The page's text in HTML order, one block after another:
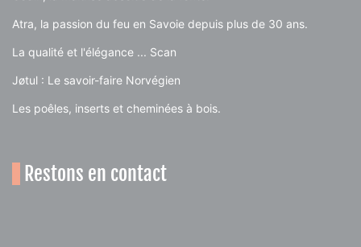
Atra, la passion du feu en Savoie depuis plus de 30 ans.
La qualité et l'élégance ... Scan
Jøtul : Le savoir-faire Norvégien
Les poêles, inserts et cheminées à bois.
Restons en contact